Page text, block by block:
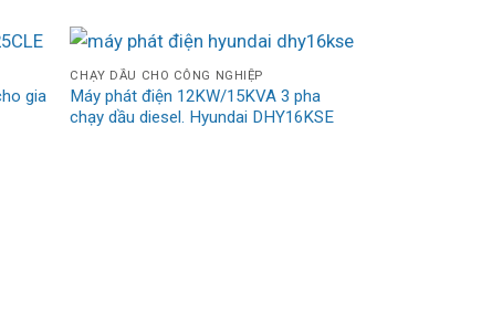
gia
CHẠY DẦU CHO CÔNG NGHIỆP
Máy phát điện 12KW/15KVA 3 pha
chạy dầu diesel. Hyundai DHY16KSE